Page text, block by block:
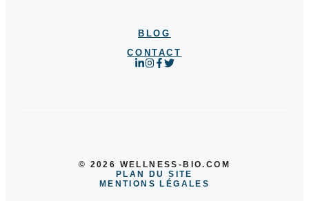
BLOG
CONTACT
© 2026 WELLNESS-BIO.COM
PLAN DU SITE
MENTIONS LÉGALES